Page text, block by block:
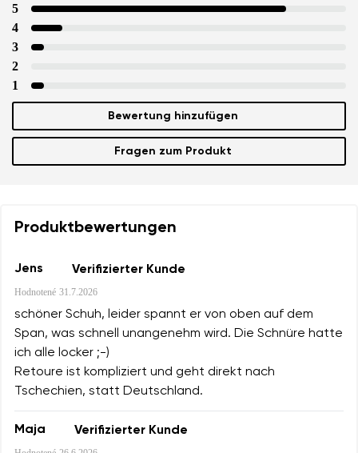
5
4
3
2
1
Bewertung hinzufügen
Fragen zum Produkt
Produktbewertungen
Jens Verifizierter Kunde
Hodnotené 31.7.2026
schöner Schuh, leider spannt er von oben auf dem
Span, was schnell unangenehm wird. Die Schnüre hatte
ich alle locker ;-)
Retoure ist kompliziert und geht direkt nach
Tschechien, statt Deutschland.
Maja Verifizierter Kunde